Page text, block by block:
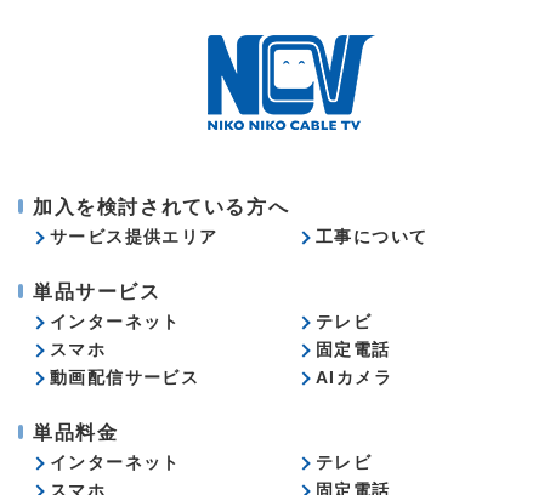
加入を検討されている方へ
サービス提供エリア 工事について
単品サービス
インターネット
テレビ
スマホ
固定電話
動画配信サービス
AIカメラ
単品料金
インターネット
テレビ
スマホ
固定電話